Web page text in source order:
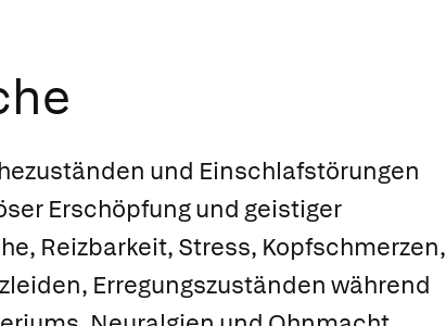
und Einschlafstörungen
Erschöpfung und geistiger
Reizbarkeit, Stress, Kopfschmerzen,
Erregungszuständen während